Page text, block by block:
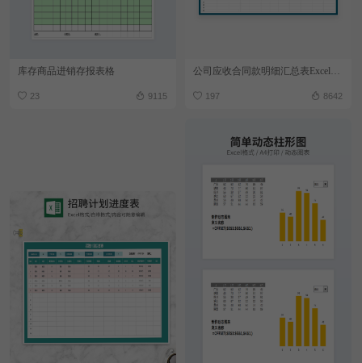
库存商品进销存报表格
23 9115
公司应收合同款明细汇总表Excel模板
197 8642